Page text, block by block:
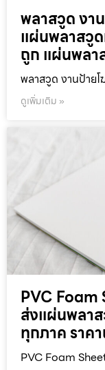
พลาสวูด งา
แผ่นพลาสวู
ถูก แผ่นพล
พลาสวูด งานป้าย
ดูเพิ่มเติม »
PVC Foam
ส่งแผ่นพลา
ทุกภาค ราค
PVC Foam